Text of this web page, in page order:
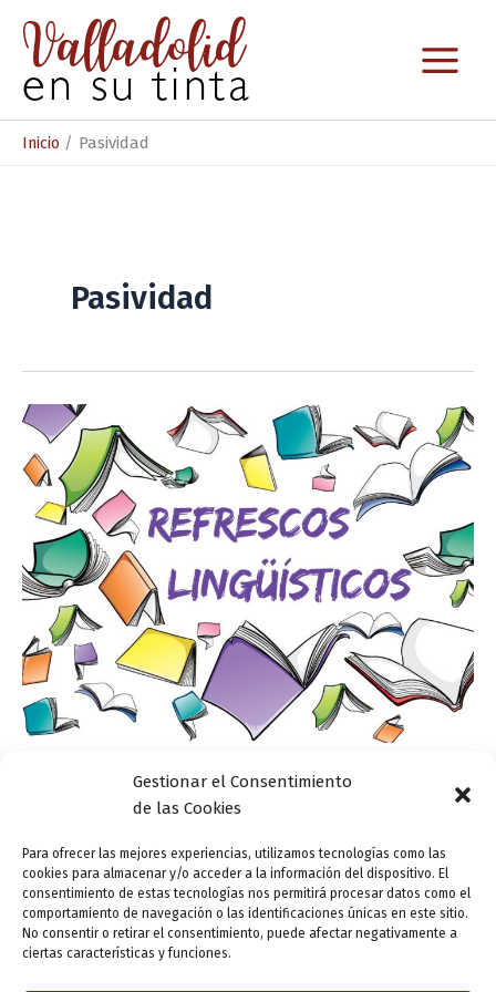
Gestionar el Consentimiento
de las Cookies
Para ofrecer las mejores experiencias, utilizamos tecnologías como las
cookies para almacenar y/o acceder a la información del dispositivo. El
consentimiento de estas tecnologías nos permitirá procesar datos como el
comportamiento de navegación o las identificaciones únicas en este sitio.
No consentir o retirar el consentimiento, puede afectar negativamente a
ciertas características y funciones.
contenido
Inicio Pasividad
Pasividad
Refrescos lingüísticos
¿Cómo se expresa la cualidad de ‘pasivo’ y de
‘impasible’?
ensutinta/13 noviembre, 2018
La práctica del ‘refresco lingüístico’ está bien arraigada
más allá del microcosmos vallisoletano. La Fundación